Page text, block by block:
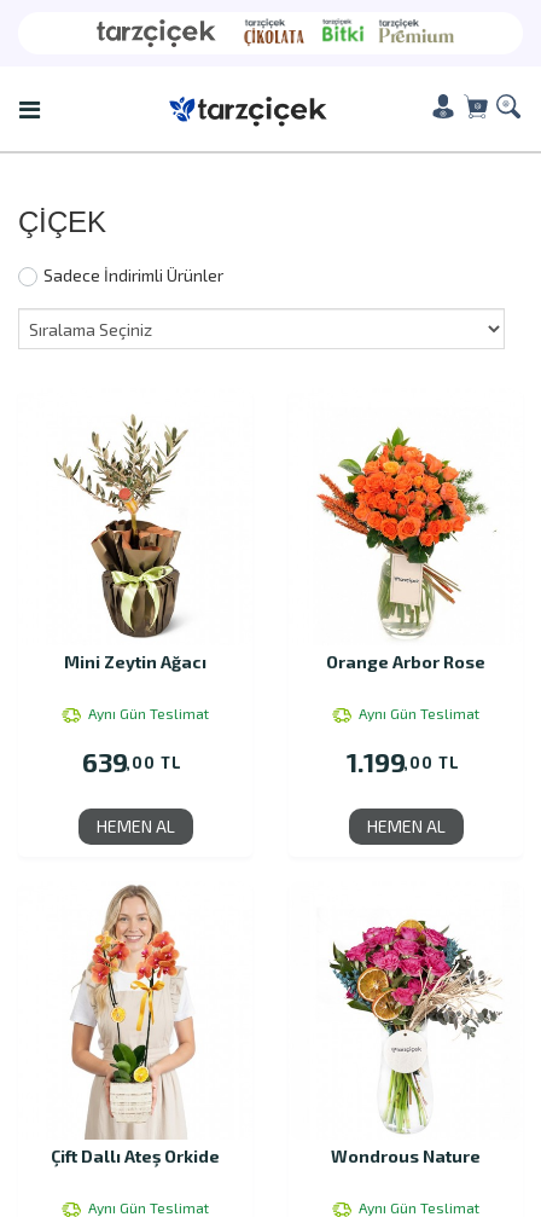
ÇİÇEK
Sadece İndirimli Ürünler
Mini Zeytin Ağacı
Aynı Gün Teslimat
639,00 TL
HEMEN AL
Orange Arbor Rose
Aynı Gün Teslimat
1.199,00 TL
HEMEN AL
Çift Dallı Ateş Orkide
Aynı Gün Teslimat
Wondrous Nature
Aynı Gün Teslimat